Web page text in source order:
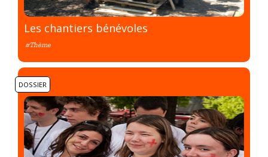
Les chantiers bénévoles
#Thème
DOSSIER